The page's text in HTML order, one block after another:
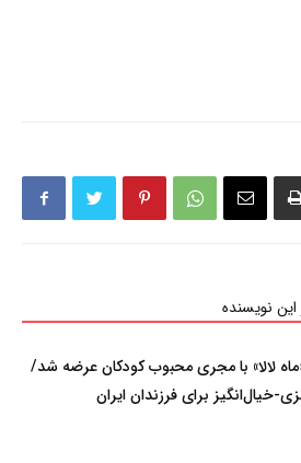
این نویسنده
لالا» با مجری محبوب کودکان عرضه شد/
خیال‌انگیز برای فرزندان ایران